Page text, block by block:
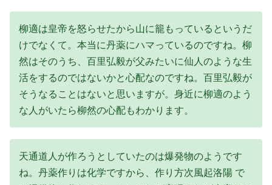
柳適は皇帝を怒らせたから山に籠もっているというだ
けでなくて。本当に丹薬にハマっているのですね。柳
然はそのうち、百里弘毅が父みたいに仙人のような生
活をするのではないかと心配なのですね。百里弘毅が
そうなることはないと思いますが。身近に柳適のよう
な人がいたら柳然の心配もわかります。
天通道人が作ろうとしていたのは爆発物のようです
ね。丹薬作りは化学ですから、作り方次風起洛陽 で